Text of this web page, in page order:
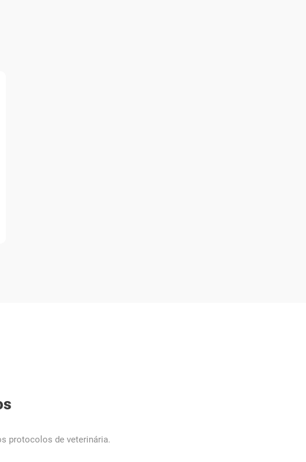
protocolos de veterinária.